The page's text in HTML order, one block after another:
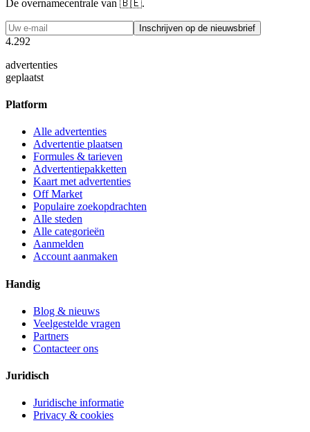
De overnamecentrale van 🇧🇪.
Inschrijven op de nieuwsbrief
4.292
advertenties
geplaatst
Platform
Alle advertenties
Advertentie plaatsen
Formules & tarieven
Advertentiepakketten
Kaart met advertenties
Off Market
Populaire zoekopdrachten
Alle steden
Alle categorieën
Aanmelden
Account aanmaken
Handig
Blog & nieuws
Veelgestelde vragen
Partners
Contacteer ons
Juridisch
Juridische informatie
Privacy & cookies